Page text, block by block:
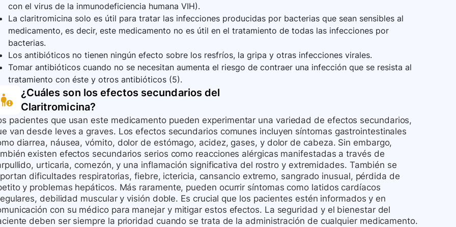
con el virus de la inmunodeficiencia humana VIH).
La claritromicina solo es útil para tratar las infecciones producidas por bacterias que sean sensibles al
medicamento, es decir, este medicamento no es útil en el tratamiento de todas las infecciones por
bacterias.
Los antibióticos no tienen ningún efecto sobre los resfríos, la gripa y otras infecciones virales.
Tomar antibióticos cuando no se necesitan aumenta el riesgo de contraer una infección que se resista al
tratamiento con éste y otros antibióticos (5).
¿Cuáles son los efectos secundarios del
Claritromicina?
pacientes que usan este medicamento pueden experimentar una variedad de efectos secundarios,
van desde leves a graves. Los efectos secundarios comunes incluyen síntomas gastrointestinales
diarrea, náusea, vómito, dolor de estómago, acidez, gases, y dolor de cabeza. Sin embargo,
existen efectos secundarios serios como reacciones alérgicas manifestadas a través de
urticaria, comezón, y una inflamación significativa del rostro y extremidades. También se
dificultades respiratorias, fiebre, ictericia, cansancio extremo, sangrado inusual, pérdida de
y problemas hepáticos. Más raramente, pueden ocurrir síntomas como latidos cardíacos
debilidad muscular y visión doble. Es crucial que los pacientes estén informados y en
con su médico para manejar y mitigar estos efectos. La seguridad y el bienestar del
deben ser siempre la prioridad cuando se trata de la administración de cualquier medicamento.